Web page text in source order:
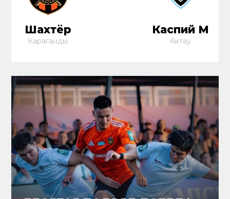
Шахтёр
Караганды
Каспий М
Актау